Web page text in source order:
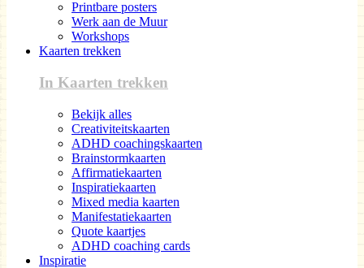
Printbare posters
Werk aan de Muur
Workshops
Kaarten trekken
In Kaarten trekken
Bekijk alles
Creativiteitskaarten
ADHD coachingskaarten
Brainstormkaarten
Affirmatiekaarten
Inspiratiekaarten
Mixed media kaarten
Manifestatiekaarten
Quote kaartjes
ADHD coaching cards
Inspiratie